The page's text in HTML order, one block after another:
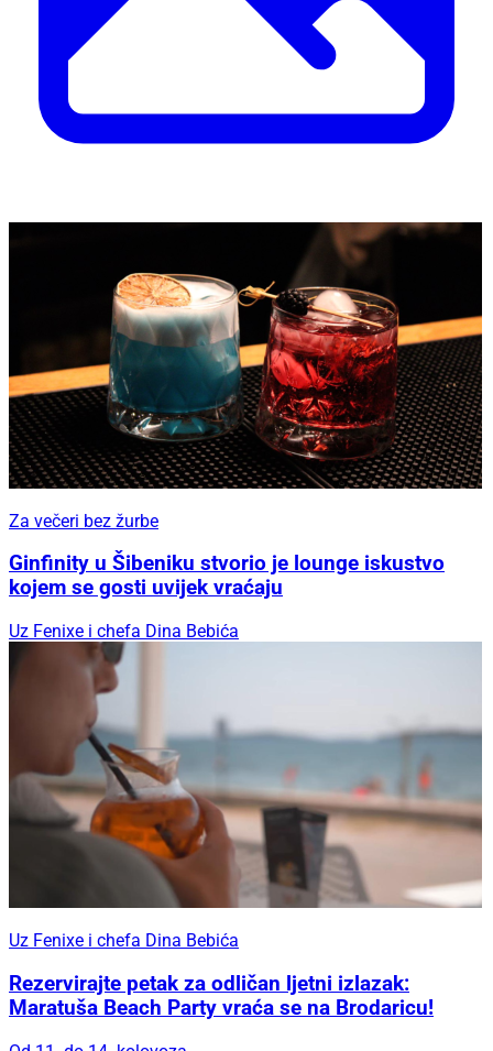
Za večeri bez žurbe
Ginfinity u Šibeniku stvorio je lounge iskustvo
kojem se gosti uvijek vraćaju
Uz Fenixe i chefa Dina Bebića
Uz Fenixe i chefa Dina Bebića
Rezervirajte petak za odličan ljetni izlazak:
Maratuša Beach Party vraća se na Brodaricu!